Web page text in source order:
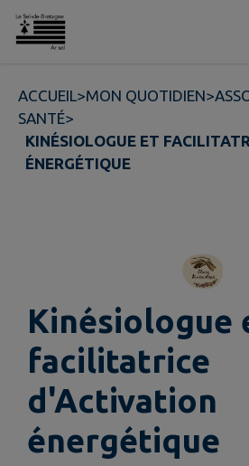
Contenu
ACCUEIL>MON QUOTIDIEN>
SANTÉ>
KINÉSIOLOGUE ET
ÉNERGÉTIQUE
Kinésiologue
facilitatrice
d'Activation
énergétique